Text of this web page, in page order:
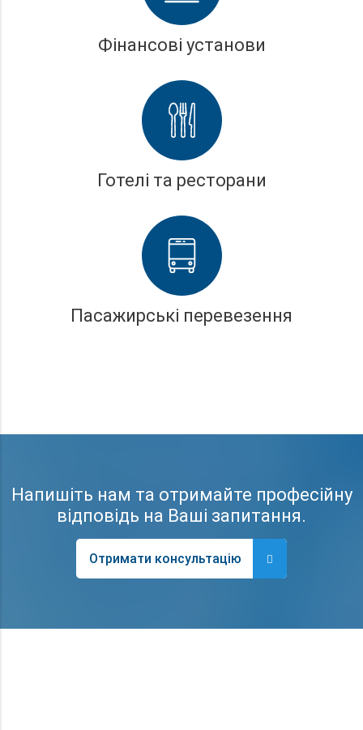
Фінансові установи
Готелі та ресторани
Пасажирські перевезення
Напишіть нам та отримайте професійну
відповідь на Ваші запитання.
Отримати консультацію